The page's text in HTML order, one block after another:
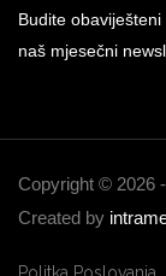
Budite
naš mjesečni
Copyright © 2026
Created by